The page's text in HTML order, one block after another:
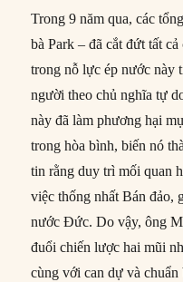
Trong 9 năm qua, các
bà Park – đã cắt đứt tất
trong nỗ lực ép nước này
người theo chủ nghĩa tự
này đã làm phương hại
trong hòa bình, biến nó
tin rằng duy trì mối quan
việc thống nhất Bán đảo,
nước Đức. Do vậy, ông
đuổi chiến lược hai mũi
cùng với can dự và chuẩn